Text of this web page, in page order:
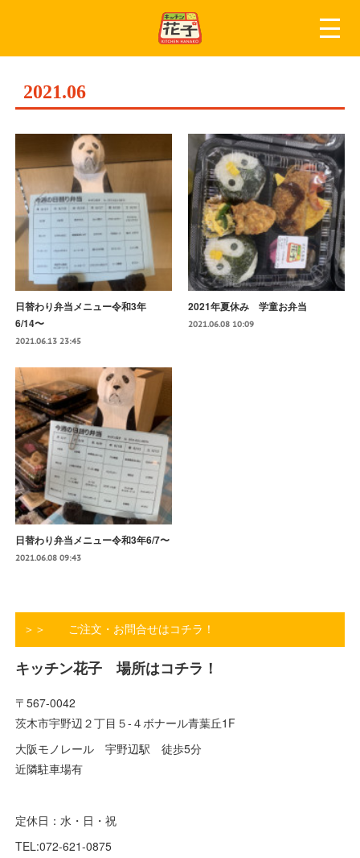
2021.06
日替わり弁当メニュー令和3年
6/14〜
2021.06.13 23:45
2021年夏休み 学童お弁当
2021.06.08 10:09
日替わり弁当メニュー令和3年6/7〜
2021.06.08 09:43
＞＞ ご注文・お問合せはコチラ！
キッチン花子 場所はコチラ！
〒567-0042
茨木市宇野辺２丁目５-４ボナール青葉丘1F
大阪モノレール 宇野辺駅 徒歩5分
近隣駐車場有
定休日：水・日・祝
TEL:072-621-0875